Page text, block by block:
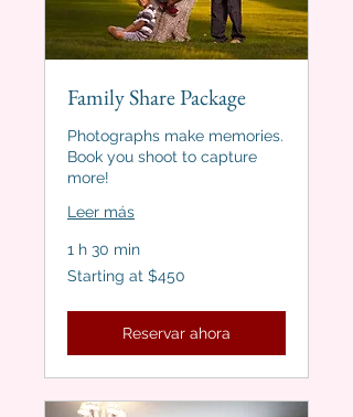
Family Share Package
Photographs make memories.
Book you shoot to capture
more!
Leer más
1 h 30 min
Starting
at
Starting at $450
Reservar ahora